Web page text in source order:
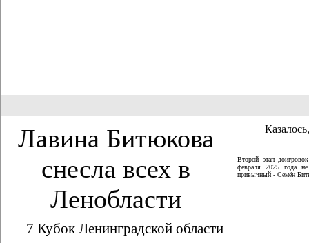
Лавина Битюкова
снесла всех в
Ленобласти
7 Кубок Ленинградской области
Второй этап
февраля 2025 года
привычный - Семён